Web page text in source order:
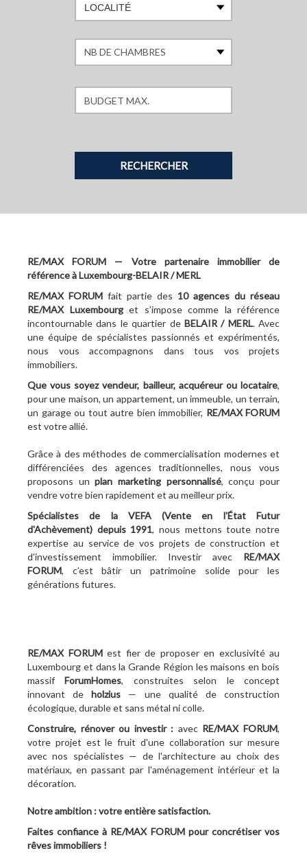
LOCALITÉ
RE/MAX FORUM — Votre partenaire immobilier de
référence à Luxembourg-BELAIR / MERL
RE/MAX FORUM fait partie des 10agences du réseau
RE/MAX Luxembourget s’impose comme la référence
incontournable dans le quartier de BELAIR / MERL. Avec
une équipe de spécialistes passionnés et expérimentés,
nous vous accompagnons dans tous vos projets
immobiliers.
Que vous soyez vendeur, bailleur, acquéreur ou locataire,
pour une maison, un appartement, un immeuble, un terrain,
un garage ou tout autre bien immobilier, RE/MAX FORUM
est votre allié.
Grâce à des méthodes de commercialisation modernes et
différenciées des agences traditionnelles, nous vous
proposons unplan marketing personnalisé, conçu pour
vendre votre bien rapidement et au meilleur prix.
Spécialistes de la VEFA (Vente en l'État Futur
d'Achèvement) depuis 1991, nous mettons toute notre
expertise au service de vos projets de construction et
d’investissement immobilier. Investir avec RE/MAX
FORUM, c’est bâtir un patrimoine solide pour les
générations futures.
RE/MAX FORUMest fier de proposer en exclusivité au
Luxembourg et dans la Grande Région les maisons en bois
massifForumHomes, construites selon le concept
innovant deholzius — une qualité de construction
écologique, durable et sans métal ni colle.
Construire, rénover ou investir : avec RE/MAX FORUM,
votre projet est le fruit d'une collaboration sur mesure
avec nos spécialistes — de l'architecture au choix des
matériaux, en passant par l'aménagement intérieur et la
décoration.
Notre ambition : votre entière satisfaction.
Faites confiance à RE/MAX FORUM pour concrétiser vos
rêves immobiliers !